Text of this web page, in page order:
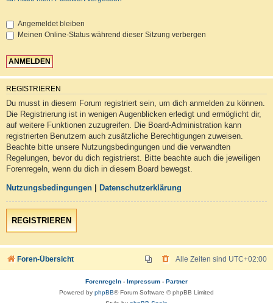
Angemeldet bleiben
Meinen Online-Status während dieser Sitzung verbergen
REGISTRIEREN
Du musst in diesem Forum registriert sein, um dich anmelden zu können.
Die Registrierung ist in wenigen Augenblicken erledigt und ermöglicht dir,
auf weitere Funktionen zuzugreifen. Die Board-Administration kann
registrierten Benutzern auch zusätzliche Berechtigungen zuweisen.
Beachte bitte unsere Nutzungsbedingungen und die verwandten
Regelungen, bevor du dich registrierst. Bitte beachte auch die jeweiligen
Forenregeln, wenn du dich in diesem Board bewegst.
Nutzungsbedingungen Datenschutzerklärung
REGISTRIEREN
Foren-Übersicht Alle Zeiten sind UTC+02:00
Forenregeln - Impressum - Partner
Powered by phpBB® Forum Software © phpBB Limited